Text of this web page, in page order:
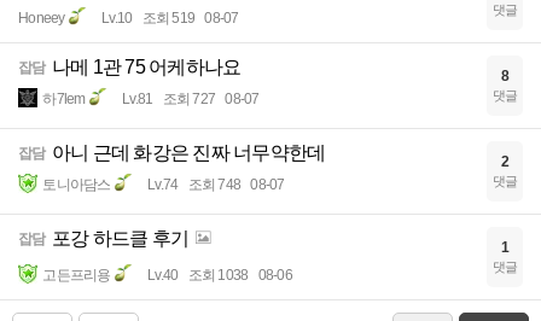
Honeey Lv.10 조회 519 08-07 댓글
잡담 나메 1관 75 어케하나요
하7lem Lv.81 조회 727 08-07
8
댓글
잡담 아니 근데 화강은 진짜 너무약한데
토니아담스 Lv.74 조회 748 08-07
2
댓글
잡담 포강 하드클 후기
고든프리용 Lv.40 조회 1038 08-06
1
댓글